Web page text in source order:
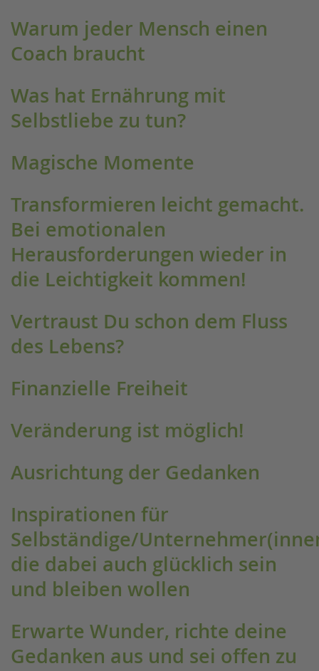
Warum jeder Mensch einen
Coach braucht
Was hat Ernährung mit
Selbstliebe zu tun?
Magische Momente
Transformieren leicht gemacht.
Bei emotionalen
Herausforderungen wieder in
die Leichtigkeit kommen!
Vertraust Du schon dem Fluss
des Lebens?
Finanzielle Freiheit
Veränderung ist möglich!
Ausrichtung der Gedanken
Inspirationen für
Selbständige/
die dabei auch glücklich sein
und bleiben wollen
Erwarte Wunder, richte deine
Gedanken aus und sei offen zu